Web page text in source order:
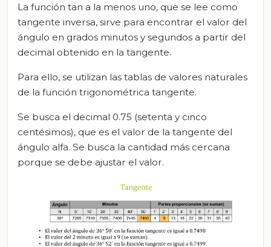
La función tan a la menos uno, que se lee como
tangente inversa, sirve para encontrar el valor del
ángulo en grados minutos y segundos a partir del
decimal obtenido en la tangente.
Para ello, se utilizan las tablas de valores naturales
de la función trigonométrica tangente.
Se busca el decimal 0.75 (setenta y cinco
centésimos), que es el valor de la tangente del
ángulo alfa. Se busca la cantidad más cercana
porque se debe ajustar el valor.